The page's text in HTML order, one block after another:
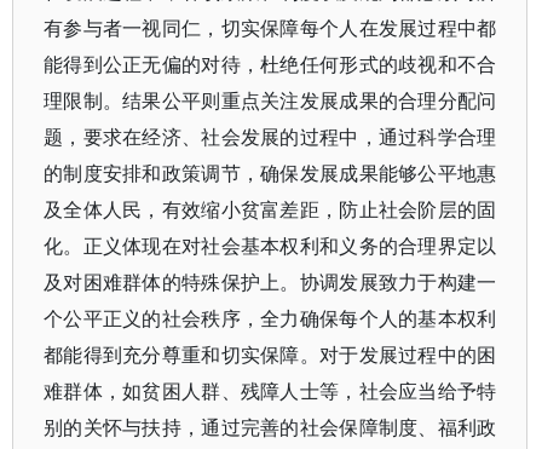
有参与者一视同仁，切实保障每个人在发展过程中都
能得到公正无偏的对待，杜绝任何形式的歧视和不合
理限制。结果公平则重点关注发展成果的合理分配问
题，要求在经济、社会发展的过程中，通过科学合理
的制度安排和政策调节，确保发展成果能够公平地惠
及全体人民，有效缩小贫富差距，防止社会阶层的固
化。正义体现在对社会基本权利和义务的合理界定以
及对困难群体的特殊保护上。协调发展致力于构建一
个公平正义的社会秩序，全力确保每个人的基本权利
都能得到充分尊重和切实保障。对于发展过程中的困
难群体，如贫困人群、残障人士等，社会应当给予特
别的关怀与扶持，通过完善的社会保障制度、福利政